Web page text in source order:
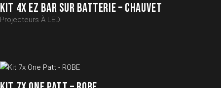
KIT 4X EZ BAR SUR BATTERIE – CHAUVET
Projecteurs À LED